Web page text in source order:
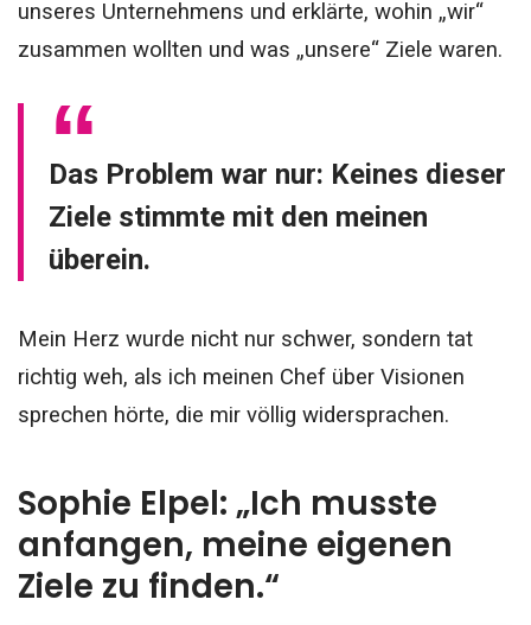
unseres Unternehmens und erklärte, wohin „wir“
zusammen wollten und was „unsere“ Ziele waren.
Das Problem war nur: Keines dieser
Ziele stimmte mit den meinen
überein.
Mein Herz wurde nicht nur schwer, sondern tat
richtig weh, als ich meinen Chef über Visionen
sprechen hörte, die mir völlig widersprachen.
Sophie Elpel: „Ich musste
anfangen, meine eigenen
Ziele zu finden.“